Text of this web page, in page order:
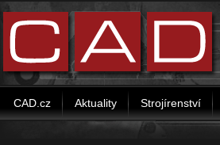
CAD.cz Aktuality Strojírenství